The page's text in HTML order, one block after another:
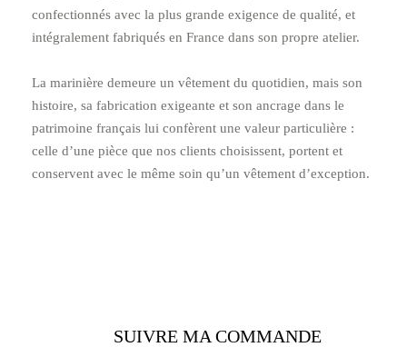
confectionnés avec la plus grande exigence de qualité, et
intégralement fabriqués en France dans son propre atelier.
La marinière demeure un vêtement du quotidien, mais son
histoire, sa fabrication exigeante et son ancrage dans le
patrimoine français lui confèrent une valeur particulière :
celle d’une pièce que nos clients choisissent, portent et
conservent avec le même soin qu’un vêtement d’exception.
SUIVRE MA COMMANDE